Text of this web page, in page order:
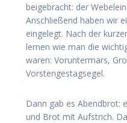
beigebracht: der
Anschließend haben wir
eingelegt. Nach der
lernen wie man die
waren: Voruntermars,
Vorstengestagsegel.
Dann gab es Abendbrot:
und Brot mit Aufstrich.